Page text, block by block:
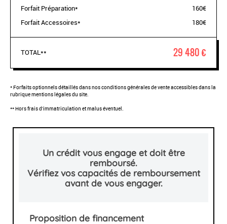
Forfait Préparation*
160€
Forfait Accessoires*
180€
TOTAL** 29 480 €
* Forfaits optionnels détaillés dans nos conditions générales de vente accessibles dans la
rubrique mentions légales du site.
** Hors frais d'immatriculation et malus éventuel.